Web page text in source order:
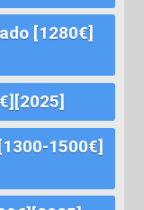
[1280€]
1500€]